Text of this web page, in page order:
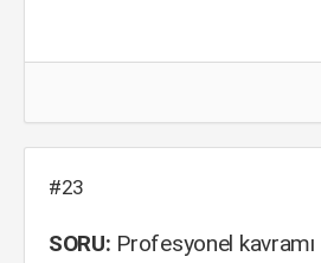
#23
SORU: Profesyonel kavramı